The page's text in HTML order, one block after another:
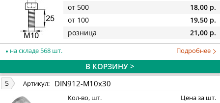
от 500
18,00 р.
от 100
19,50 р.
розница
21,00 р.
на складе 568 шт. Подробнее
В КОРЗИНУ >
5 Артикул: DIN912-M10x30
Кол-во, шт. Цена за шт.